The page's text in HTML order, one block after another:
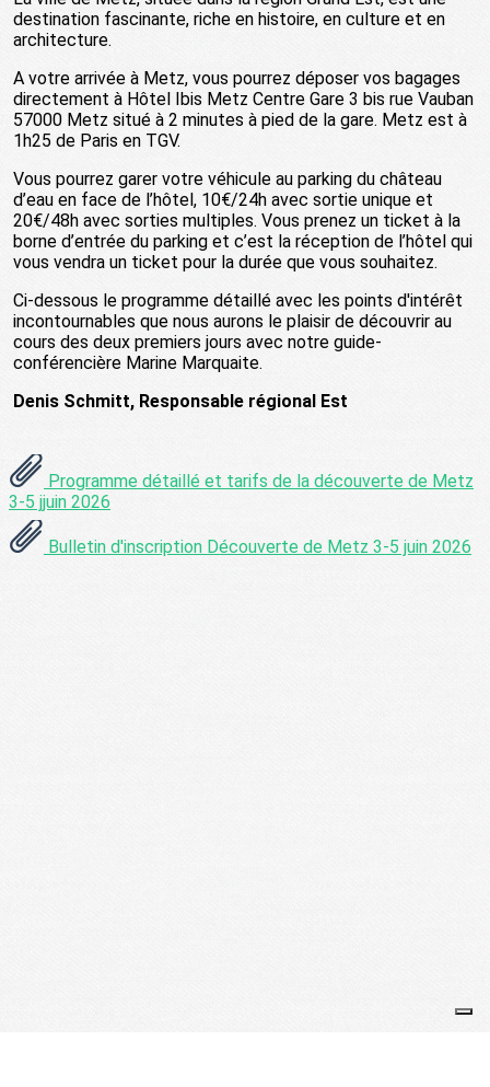
destination fascinante, riche en histoire, en culture et en
architecture.
A votre arrivée à Metz, vous pourrez déposer vos bagages
directement à Hôtel Ibis Metz Centre Gare 3 bis rue Vauban
57000 Metz situé à 2 minutes à pied de la gare. Metz est à
1h25 de Paris en TGV.
Vous pourrez garer votre véhicule au parking du château
d’eau en face de l’hôtel, 10€/24h avec sortie unique et
20€/48h avec sorties multiples. Vous prenez un ticket à la
borne d’entrée du parking et c’est la réception de l’hôtel qui
vous vendra un ticket pour la durée que vous souhaitez.
Ci-dessous le programme détaillé avec les points d'intérêt
incontournables que nous aurons le plaisir de découvrir au
cours des deux premiers jours avec notre guide-
conférencière Marine Marquaite.
Denis Schmitt, Responsable régional Est
Programme détaillé et tarifs de la découverte de Metz
3-5 jjuin 2026
Bulletin d'inscription Découverte de Metz 3-5 juin 2026